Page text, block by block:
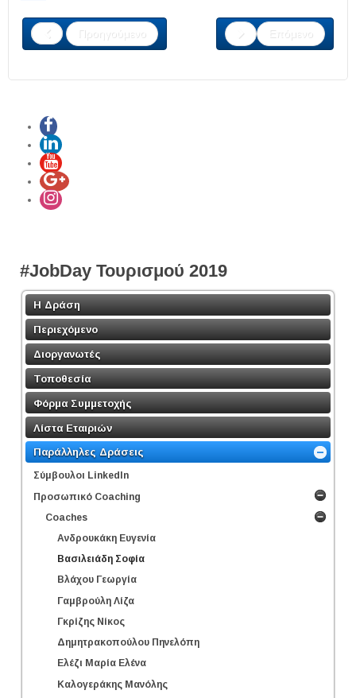
Προηγούμενο
Επόμενο
#JobDay Τουρισμού 2019
Η Δράση
Περιεχόμενο
Διοργανωτές
Τοποθεσία
Φόρμα Συμμετοχής
Λίστα Εταιριών
Παράλληλες Δράσεις
Σύμβουλοι LinkedΙn
Προσωπικό Coaching
Coaches
Ανδρουκάκη Ευγενία
Βασιλειάδη Σοφία
Βλάχου Γεωργία
Γαμβρούλη Λίζα
Γκρίζης Νίκος
Δημητρακοπούλου Πηνελόπη
Ελέζι Μαρία Ελένα
Καλογεράκης Μανόλης